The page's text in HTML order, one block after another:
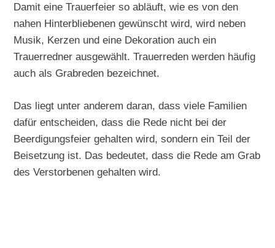
Damit eine Trauerfeier so abläuft, wie es von den
nahen Hinterbliebenen gewünscht wird, wird neben
Musik, Kerzen und eine Dekoration auch ein
Trauerredner ausgewählt. Trauerreden werden häufig
auch als Grabreden bezeichnet.
Das liegt unter anderem daran, dass viele Familien
dafür entscheiden, dass die Rede nicht bei der
Beerdigungsfeier gehalten wird, sondern ein Teil der
Beisetzung ist. Das bedeutet, dass die Rede am Grab
des Verstorbenen gehalten wird.